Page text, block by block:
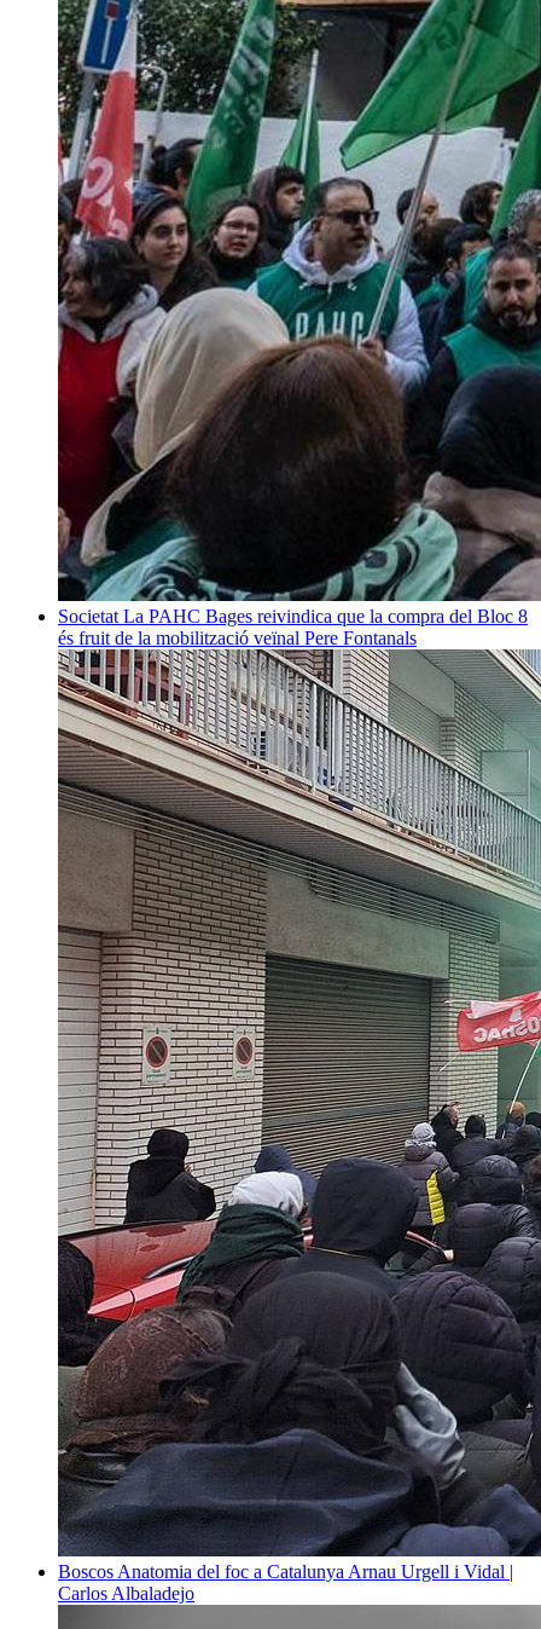
Societat La PAHC Bages reivindica que la compra del Bloc 8
és fruit de la mobilització veïnal Pere Fontanals
Boscos Anatomia del foc a Catalunya Arnau Urgell i Vidal |
Carlos Albaladejo